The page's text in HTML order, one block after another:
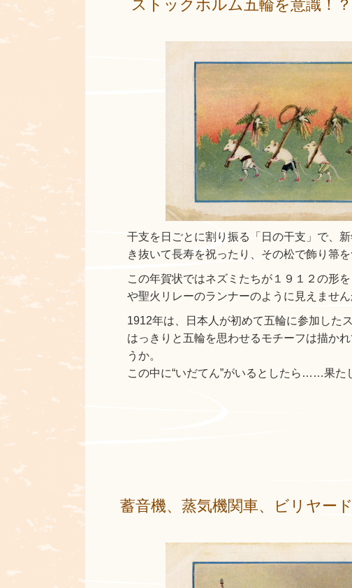
ストックホルム五輪を意識！
干支を日ごとに割り振る「日の干支」で、
き抜いて長寿を祝ったり、その松で飾り箒
この年賀状ではネズミたちが１９１２の形
や聖火リレーのランナーのように見えません
1912年は、日本人が初めて五輪に参加した
はっきりと五輪を思わせるモチーフは描か
うか。
この中に“いだてん”がいるとしたら……果た
蓄音機、蒸気機関車、ビリヤー